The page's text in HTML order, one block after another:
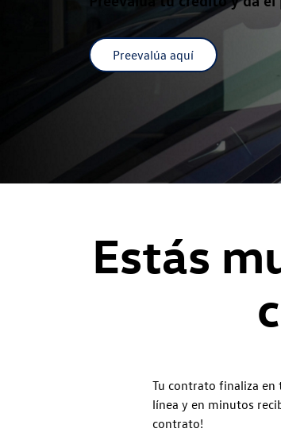
Preevalúa aquí
Estás
Tu contrato finaliza en
línea y en minutos
contrato!